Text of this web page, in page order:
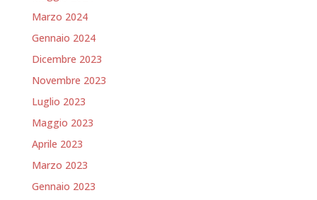
Marzo 2024
Gennaio 2024
Dicembre 2023
Novembre 2023
Luglio 2023
Maggio 2023
Aprile 2023
Marzo 2023
Gennaio 2023